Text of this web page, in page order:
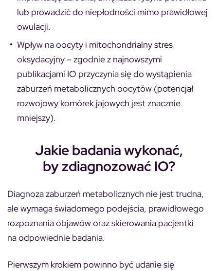
lub prowadzić do niepłodności mimo prawidłowej
owulacji.
Wpływ na oocyty i mitochondrialny stres
oksydacyjny – zgodnie z najnowszymi
publikacjami IO przyczynia się do wystąpienia
zaburzeń metabolicznych oocytów (potencjał
rozwojowy komórek jajowych jest znacznie
mniejszy).
Jakie badania wykonać,
by zdiagnozować IO?
Diagnoza zaburzeń metabolicznych nie jest trudna,
ale wymaga świadomego podejścia, prawidłowego
rozpoznania objawów oraz skierowania pacjentki
na odpowiednie badania.
Pierwszym krokiem powinno być udanie się